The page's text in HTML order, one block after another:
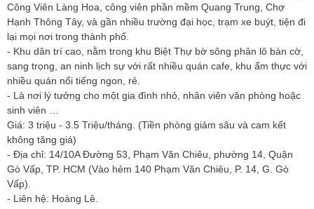
Công Viên Làng Hoa, công viên phần mềm Quang Trung, Chợ
Hạnh Thông Tây, và gần nhiều trường đại học, trạm xe buýt, tiện đi
lại mọi nơi trong thành phố.
- Khu dân trí cao, nằm trong khu Biệt Thự bờ sông phân lô bàn cờ,
sang trọng, an ninh lịch sự với rất nhiều quán cafe, khu ẩm thực với
nhiều quán nổi tiếng ngon, rẻ.
- Là nơi lý tưởng cho một gia đình nhỏ, nhân viên văn phòng hoặc
sinh viên …
Giá: 3 triệu - 3.5 Triệu/tháng. (Tiền phòng giảm sâu và cam kết
không tăng giá)
- Địa chỉ: 14/10A Đường 53, Phạm Văn Chiêu, phường 14, Quận
Gò Vấp, TP. HCM (Vào hẻm 140 Phạm Văn Chiêu, P. 14, G. Gò
Vấp).
- Liên hệ: Hoàng Lê.